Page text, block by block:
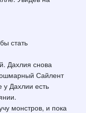
стать
Дахлия снова
Сайлент
Дахлии есть
монстров, и пока